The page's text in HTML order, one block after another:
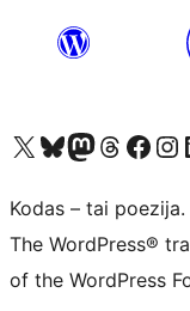
Visit our X (formerly Twitter) account
Apsilankykite mūsų Bluesky paskyroje
Visit our Mastodon account
Apsilankykite mūsų
Visit our Facebook
Visit
Kodas – tai poezija.
The WordPress®
of the WordPress